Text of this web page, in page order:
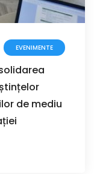
EVENIMENTE
de mediu